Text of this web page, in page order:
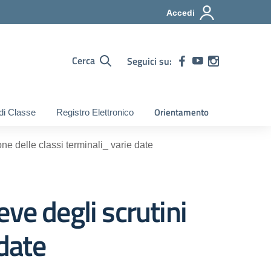
Accedi
Cerca Seguici su:
Classe Registro Elettronico Orientamento
delle classi terminali_ varie date
degli scrutini